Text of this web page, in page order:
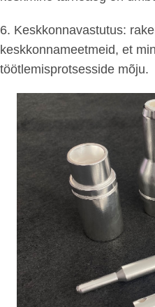
6. Keskkonnavastutus:
keskkonnameetmeid, et
töötlemisprotsesside mõju.